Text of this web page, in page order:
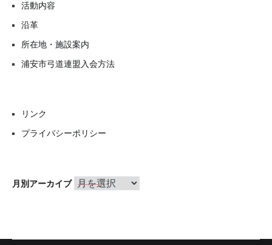
活動内容
沿革
所在地・施設案内
浦安市弓道連盟入会方法
リンク
プライバシーポリシー
月別アーカイブ 月